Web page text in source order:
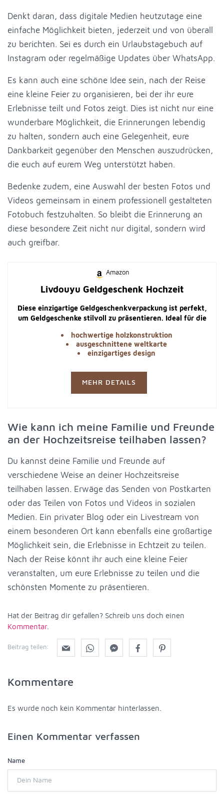
Denkt daran, dass digitale Medien heutzutage eine
einfache Möglichkeit bieten, jederzeit und von überall
zu berichten. Sei es durch ein Urlaubstagebuch auf
Instagram oder regelmäßige Updates über WhatsApp.
Es kann auch eine schöne Idee sein, nach der Reise
eine kleine Feier zu organisieren, bei der ihr eure
Erlebnisse teilt und Fotos zeigt. Dies ist nicht nur eine
wunderbare Möglichkeit, die Erinnerungen lebendig
zu halten, sondern auch eine Gelegenheit, eure
Dankbarkeit gegenüber den Menschen auszudrücken,
die euch auf eurem Weg unterstützt haben.
Bedenke zudem, eine Auswahl der besten Fotos und
Videos gemeinsam in einem professionell gestalteten
Fotobuch festzuhalten. So bleibt die Erinnerung an
diese besondere Zeit nicht nur digital, sondern wird
auch greifbar.
Amazon
Livdouyu Geldgeschenk Hochzeit
Diese einzigartige Geldgeschenkverpackung ist perfekt,
um Geldgeschenke stilvoll zu präsentieren. Ideal für die
hochwertige holzkonstruktion
ausgeschnittene weltkarte
einzigartiges design
MEHR DETAILS
Wie kann ich meine Familie und Freunde
an der Hochzeitsreise teilhaben lassen?
Du kannst deine Familie und Freunde auf
verschiedene Weise an deiner Hochzeitsreise
teilhaben lassen. Erwäge das Senden von Postkarten
oder das Teilen von Fotos und Videos in sozialen
Medien. Ein privater Blog oder ein Livestream von
einem besonderen Ort kann ebenfalls eine großartige
Möglichkeit sein, die Erlebnisse in Echtzeit zu teilen.
Nach der Reise könnt ihr auch eine kleine Feier
veranstalten, um eure Erlebnisse zu teilen und die
schönsten Momente zu präsentieren.
Hat der Beitrag dir gefallen? Schreib uns doch einen
Kommentar.
Beitrag teilen:
Kommentare
Es wurde noch kein Kommentar hinterlassen.
Einen Kommentar verfassen
Name